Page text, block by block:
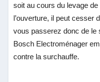
soit au cours du levage
l’ouverture, il peut cesser
vous passerez donc de le
Bosch Electroménager
contre la surchauffe.